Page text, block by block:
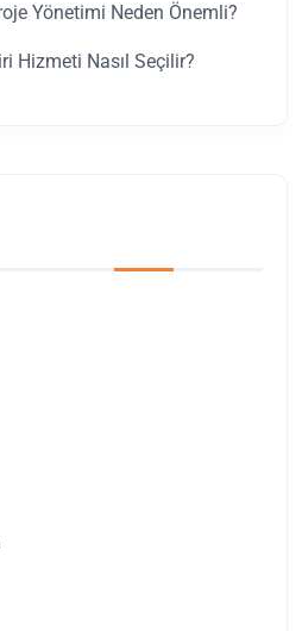
Yönetimi Neden Önemli?
Hizmeti Nasıl Seçilir?